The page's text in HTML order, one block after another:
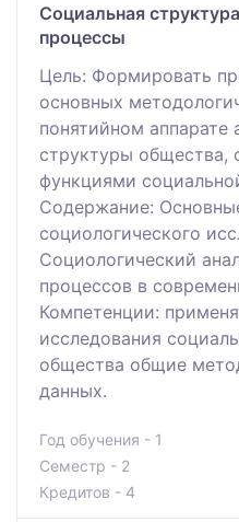
Социальная
процессы
Цель: Формировать
основных
понятийном аппарате
структуры общества,
функциями
Содержание:
социологического
Социологический
процессов в
Компетенции:
исследования
общества общие
данных.
Год обучения - 1
Семестр - 2
Кредитов - 4